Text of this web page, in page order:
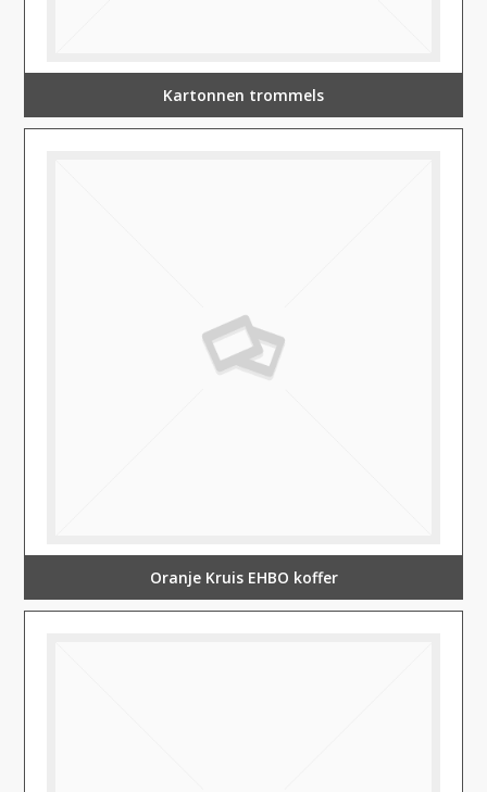
Kartonnen trommels
Oranje Kruis EHBO koffer